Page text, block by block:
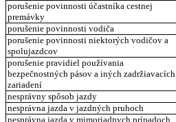
porušenie povinnosti účastníka cestnej
premávky
porušenie povinnosti vodiča
porušenie povinnosti niektorých vodičov a
spolujazdcov
porušenie pravidiel používania
bezpečnostných pásov a iných zadržiavacích
zariadení
nesprávny spôsob jazdy
nesprávna jazda v jazdných pruhoch
nesprávna jazda v mimoriadnych prípadoch